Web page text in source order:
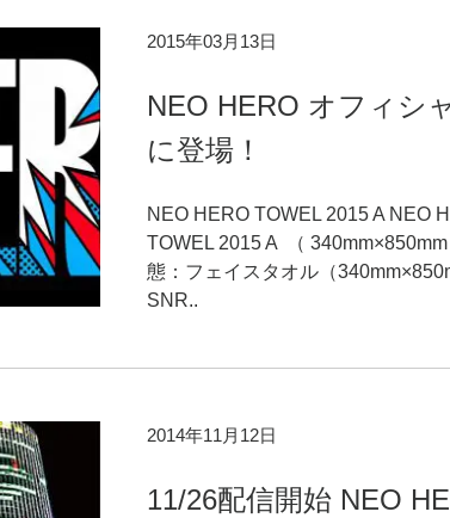
2015年03月13日
NEO HERO オフィシ
に登場！
NEO HERO TOWEL 2015 A NEO
TOWEL 2015 A （
態：フェイスタオル（
SNR..
2014年11月12日
11/26配信開始 NEO